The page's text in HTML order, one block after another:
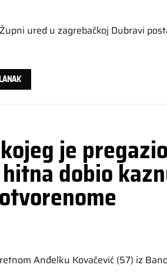
ured u zagrebačkoj Dubravi
je
dobio
Anđelku Kovačević (57) iz